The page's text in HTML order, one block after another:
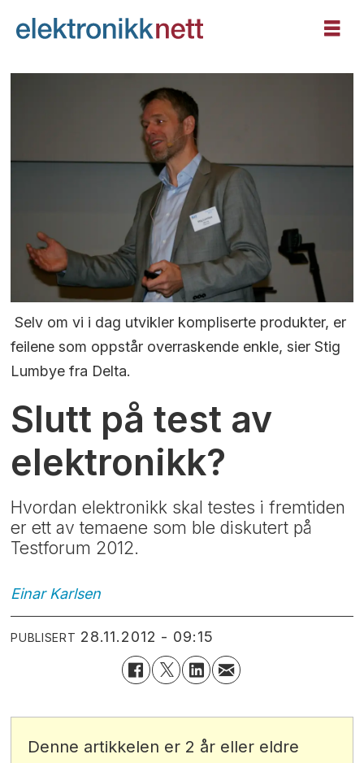
 Selv om vi i dag utvikler kompliserte produkter, er
feilene som oppstår overraskende enkle, sier Stig
Lumbye fra Delta.
Slutt på test av
elektronikk?
Hvordan elektronikk skal testes i fremtiden
er ett av temaene som ble diskutert på
Testforum 2012.
Einar Karlsen
PUBLISERT 28.11.2012 - 09:15
Denne artikkelen er 2 år eller eldre